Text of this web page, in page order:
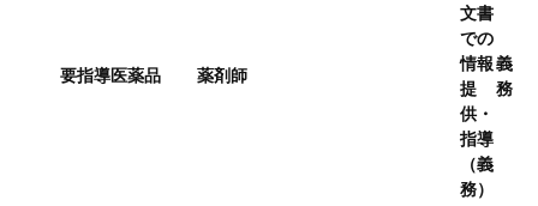
要指導医薬品 薬剤師
文書
での
情報
提
供・
指導
（義
務）
義
務